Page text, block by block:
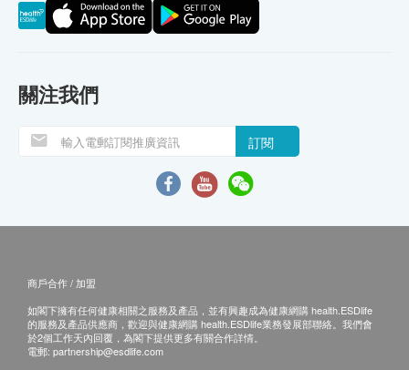
關注我們
訂閱
商戶合作 / 加盟
如閣下擁有任何健康相關之服務及產品，並有興趣成為健康網購 health.ESDlife
的服務及產品供應商，歡迎與健康網購 health.ESDlife業務發展部聯絡。我們會
於2個工作天內回覆，為閣下提供更多有關合作詳情。
電郵: partnership@esdlife.com